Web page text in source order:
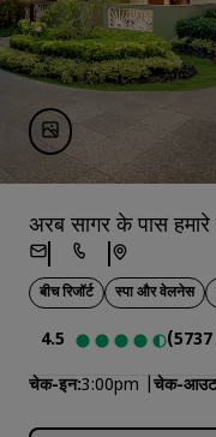
अरब सागर के पास हमारे
बीच रिजॉर्ट स्पा और वेलनेस
4.5
(5737
चेक-इन 3:00pm चेक-आउट